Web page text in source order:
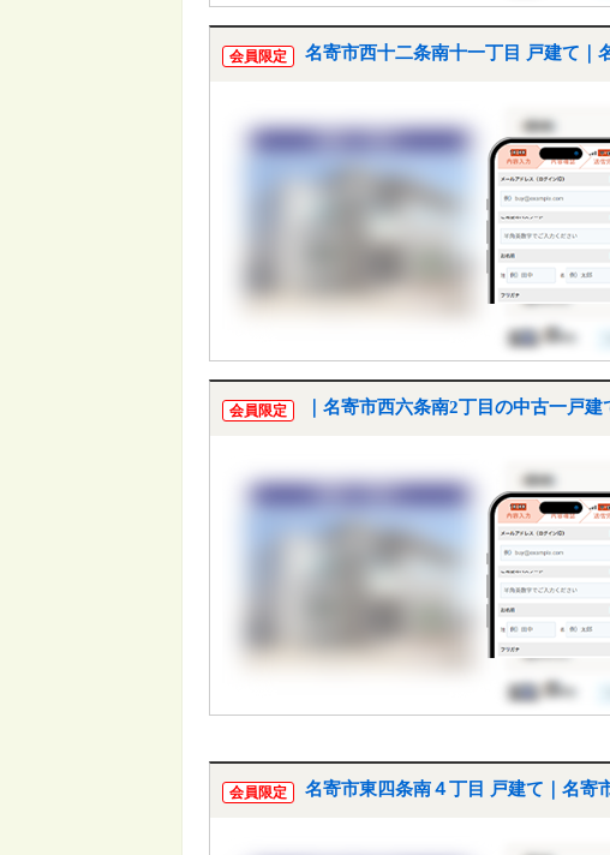
会員限定 名寄市西十二条南十一丁目 戸建て｜
会員限定 ｜名寄市西六条南2丁目の中古一戸建
会員限定 名寄市東四条南４丁目 戸建て｜名寄